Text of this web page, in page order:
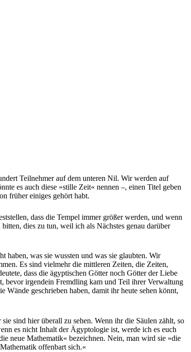
Teilnehmer auf dem unteren Nil. Wir werden auf
es auch diese »stille Zeit« nennen –, einen Titel geben
früher einiges gehört habt.
dass die Tempel immer größer werden, und wenn
dies zu tun, weil ich als Nächstes genau darüber
haben, was sie wussten und was sie glaubten. Wir
Es sind vielmehr die mittleren Zeiten, die Zeiten,
dass die ägyptischen Götter noch Götter der Liebe
bevor irgendein Fremdling kam und Teil ihrer Verwaltung
geschrieben haben, damit ihr heute sehen könnt,
sind hier überall zu sehen. Wenn ihr die Säulen zählt, so
es nicht Inhalt der Ägyptologie ist, werde ich es euch
neue Mathematik« bezeichnen. Nein, man wird sie »die
offenbart sich.«